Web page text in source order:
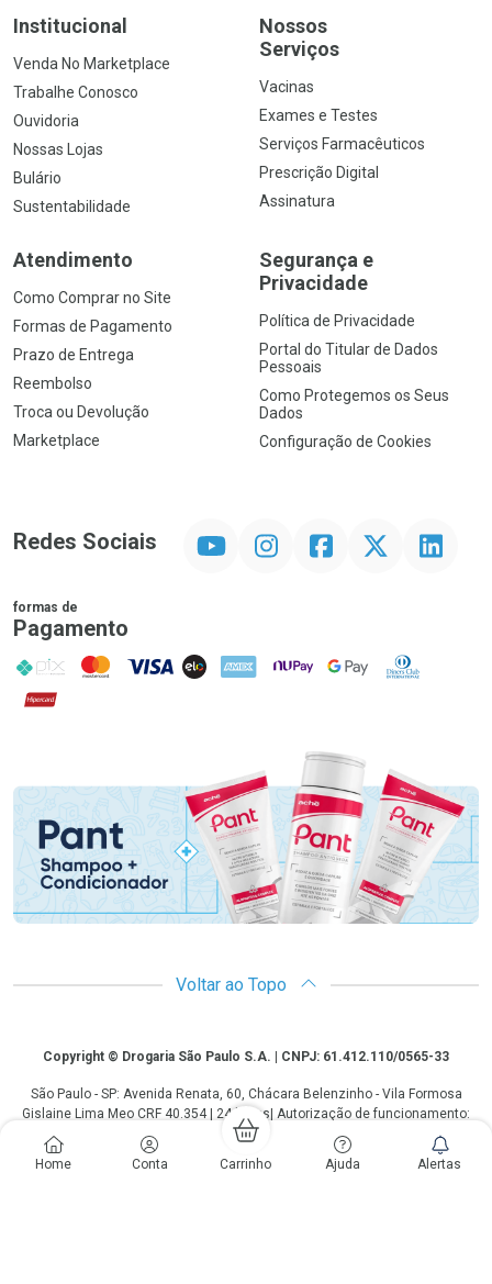
Home Conta Carrinho Ajuda Alertas
Institucional
Venda No Marketplace
Trabalhe Conosco
Ouvidoria
Nossas Lojas
Bulário
Sustentabilidade
Nossos
Serviços
Vacinas
Exames e Testes
Serviços Farmacêuticos
Prescrição Digital
Assinatura
Atendimento
Como Comprar no Site
Formas de Pagamento
Prazo de Entrega
Reembolso
Troca ou Devolução
Marketplace
Segurança e
Privacidade
Política de Privacidade
Portal do Titular de Dados
Pessoais
Como Protegemos os Seus
Dados
Configuração de Cookies
Redes Sociais InstagramFacebookTwitter Linkedin
formas de
Pagamento
PIX MasterCard
VISA ELO AMEX NuPay Google PayDiners Club
Hipercard
Voltar ao Topo
CopyrightCopyright © Drogaria São Paulo S.A. | CNPJ: 61.412.110/0565-33
São Paulo - SP: Avenida Renata, 60, Chácara Belenzinho - Vila Formosa
Gislaine Lima Meo CRF 40.354 | 24 horas| Autorização de funcionamento:
Processo: 2531.559767/2014-90 Autorização/MS: 7.31847.3 | As
informações contidas neste site, como promoções e ofertas de remédios e
medicamentos, não devem ser usadas para automedicação e não